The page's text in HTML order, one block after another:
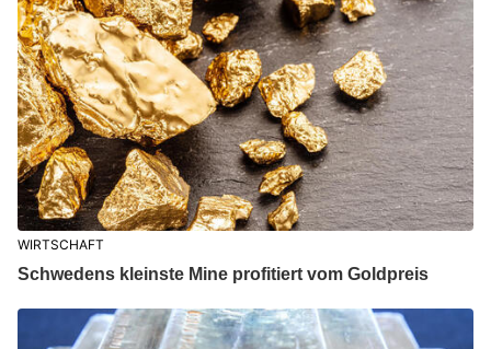
WIRTSCHAFT
Schwedens kleinste Mine profitiert vom Goldpreis